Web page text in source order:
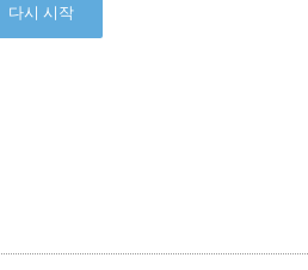
다시 시작